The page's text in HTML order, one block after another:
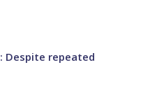
Despite repeated